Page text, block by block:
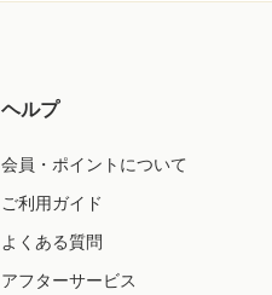
ヘルプ
会員・ポイントについて
ご利用ガイド
よくある質問
アフターサービス